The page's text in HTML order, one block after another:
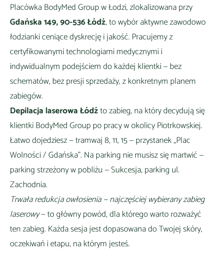
Placówka BodyMed Group wŁodzi, zlokalizowana przy
Gdańska 149, 90-536 Łódź, to wybóraktywne zawodowo
łodzianki ceniące dyskrecję i jakość. Pracujemy z
certyfikowanymi technologiami medycznymi i
indywidualnym podejściem do każdej klientki — bez
schematów, bez presji sprzedaży, z konkretnym planem
zabiegów.
Depilacja laserowa Łódźto zabieg, na który decydują się
klientki BodyMed Grouppo pracy w okolicy Piotrkowskiej.
Łatwo dojedziesz —tramwaj 8, 11, 15 — przystanek „Plac
Wolności / Gdańska". Na parking nie musisz się martwić —
parking strzeżony w pobliżu — Sukcesja, parking ul.
Zachodnia.
Trwała redukcja owłosienia — najczęściej wybierany zabieg
laserowy— to główny powód, dla którego warto rozważyć
ten zabieg. Każda sesja jest dopasowana do Twojej skóry,
oczekiwań i etapu, na którym jesteś.